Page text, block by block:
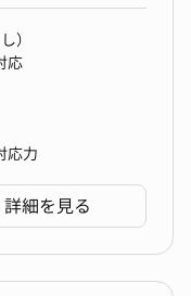
示業務、監査法人
識を高めることが
業を保有している
に広く携わること
により、PMI（経営
も可能です。
われない経験
財務会計）のみな
の内部統制構築
ます。
スピード感
理チームの一員と
に積極的に関わる
のキャリアを広げた
申告対応、有価証券
します。また、新
など部署内でのジ
場企業の経理担当
ことが可能です。
ているため、忙し
間は繁忙期でも10
・アドバイスおよ
なる業務全般
速級でARR100億
企業です。経理部
計領域全体を統括
務に加え、上場準備
）
応
プレイングマネー
応力
詳細を見る